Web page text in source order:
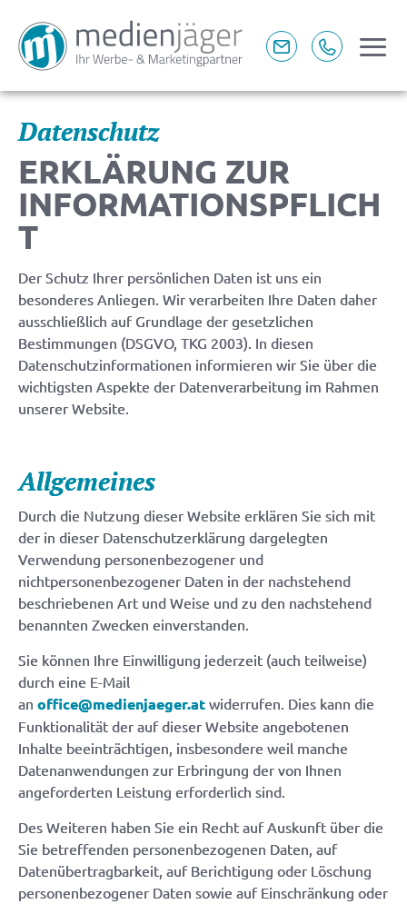
LEISTUNGEN
BERATUNG & MARKETING
ONLINE-WERBUNG
AGENTUR
AUSZEICHNUNGEN
PROJEKTE
Datenschutz
ERKLÄRUNG ZUR
INFORMATIONSPFLICH
T
Der Schutz Ihrer persönlichen Daten ist uns ein
besonderes Anliegen. Wir verarbeiten Ihre Daten daher
ausschließlich auf Grundlage der gesetzlichen
Bestimmungen (DSGVO, TKG 2003). In diesen
Datenschutzinformationen informieren wir Sie über die
wichtigsten Aspekte der Datenverarbeitung im Rahmen
unserer Website.
Allgemeines
Durch die Nutzung dieser Website erklären Sie sich mit
der in dieser Datenschutzerklärung dargelegten
Verwendung personenbezogener und
nichtpersonenbezogener Daten in der nachstehend
beschriebenen Art und Weise und zu den nachstehend
benannten Zwecken einverstanden.
Sie können Ihre Einwilligung jederzeit (auch teilweise)
durch eine E-Mail
an office@medienjaeger.at widerrufen. Dies kann die
Funktionalität der auf dieser Website angebotenen
Inhalte beeinträchtigen, insbesondere weil manche
Datenanwendungen zur Erbringung der von Ihnen
angeforderten Leistung erforderlich sind.
Des Weiteren haben Sie ein Recht auf Auskunft über die
Sie betreffenden personenbezogenen Daten, auf
Datenübertragbarkeit, auf Berichtigung oder Löschung
personenbezogener Daten sowie auf Einschränkung oder